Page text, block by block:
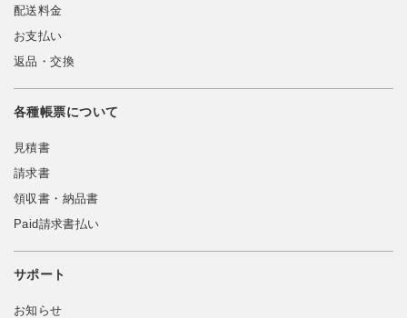
配送料金
お支払い
返品・交換
各種帳票について
見積書
請求書
領収書・納品書
Paid請求書払い
サポート
お知らせ